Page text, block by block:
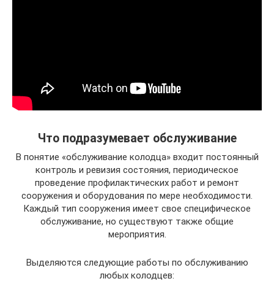
Что подразумевает обслуживание
В понятие «обслуживание колодца» входит постоянный
контроль и ревизия состояния, периодическое
проведение профилактических работ и ремонт
сооружения и оборудования по мере необходимости.
Каждый тип сооружения имеет свое специфическое
обслуживание, но существуют также общие
мероприятия.
Выделяются следующие работы по обслуживанию
любых колодцев: